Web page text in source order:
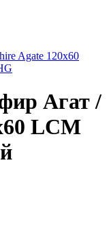
Agate 120х60
Агат /
LCM